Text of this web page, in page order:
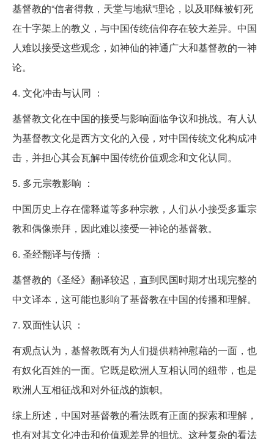
基督教的“信者得救，天堂与地狱”理论，以及耶稣被钉死
在十字架上的教义，与中国传统信仰存在较大差异。中国
人难以接受这些观念，如神仙的神通广大和基督教的一神
论。
4. 文化冲击与认同 ：
基督教文化在中国的接受与影响面临争议和挑战。有人认
为基督教文化是西方文化的入侵，对中国传统文化构成冲
击，并担心其会瓦解中国传统价值观念和文化认同。
5. 多元宗教影响 ：
中国历史上存在儒释道等多种宗教，人们从小接受多重宗
教和偶像崇拜，因此难以接受一神论的基督教。
6. 圣经翻译与传播 ：
基督教的《圣经》翻译较迟，直到民国时期才出现完整的
中文译本，这可能也影响了基督教在中国的传播和理解。
7. 双面性认识 ：
有观点认为，基督教既有为人们提供精神慰藉的一面，也
有奴化百姓的一面。它既是欧洲人互相认同的纽带，也是
欧洲人互相征战和对外征战的旗帜。
综上所述，中国对基督教的看法既有正面的探索和理解，
也有对其文化冲击和价值观差异的担忧。这种复杂的看法